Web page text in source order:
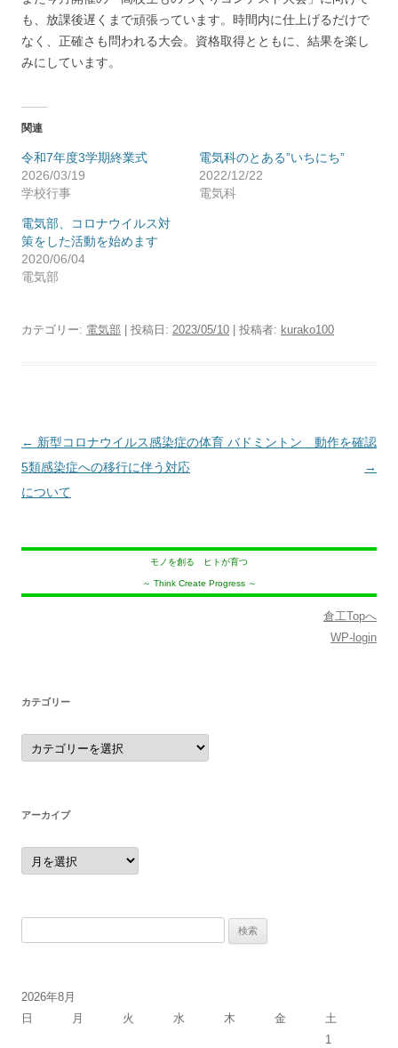
も、放課後遅くまで頑張っています。時間内に仕上げるだけで
なく、正確さも問われる大会。資格取得とともに、結果を楽し
みにしています。
関連
令和7年度3学期終業式
2026/03/19
学校行事
電気科のとある”いちにち”
2022/12/22
電気科
電気部、コロナウイルス対
策をした活動を始めます
2020/06/04
電気部
カテゴリー: 電気部 | 投稿日: 2023/05/10 投稿者: kurako100
投
稿
ナ
シ
← 新型コロナウイルス感染症の
5類感染症への移行に伴う対応
について
体育 バドミントン 動作を確認
→
モノを創る ヒトが育つ
～ Think Create Progress ～
倉工Topへ
WP-login
カテゴリー
カ
テ
ゴ
アーカイブ
ア
ー
カ
2026年8月
日
月 火 水 木 金
土
1